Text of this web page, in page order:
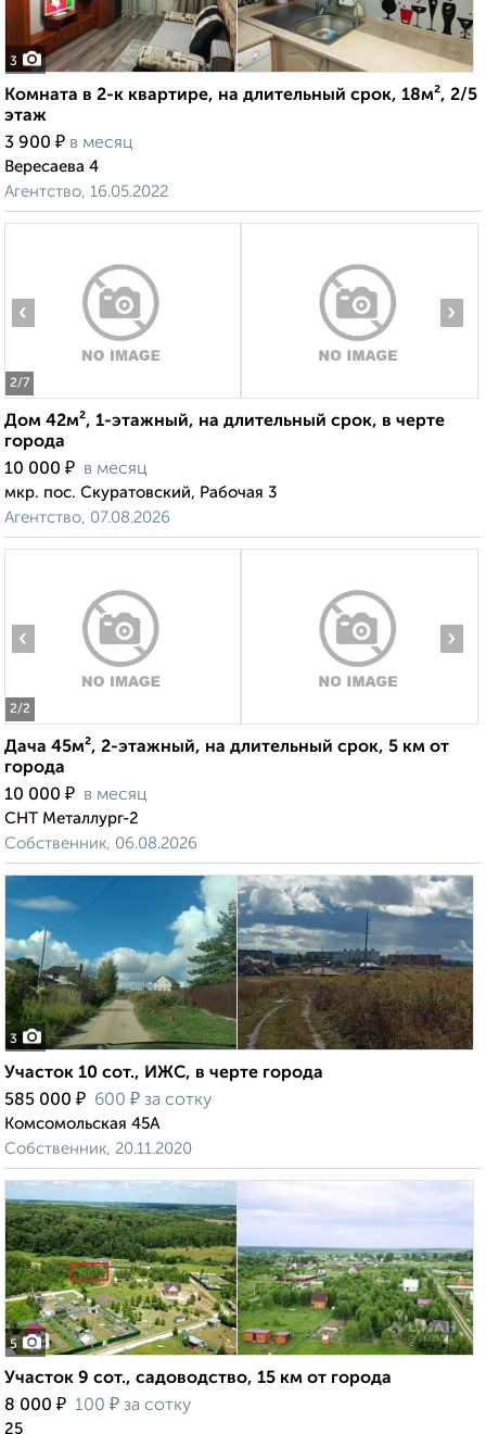
3
Комната в 2-к квартире, на длительный срок, 18м², 2/5
этаж
3 900 ₽ в месяц
Вересаева 4
Агентство, 16.05.2022
2/7
‹ ›
Дом 42м², 1-этажный, на длительный срок, в черте
города
10 000 ₽ в месяц
мкр. пос. Скуратовский, Рабочая 3
Агентство, 07.08.2026
2/2
‹ ›
Дача 45м², 2-этажный, на длительный срок, 5 км от
города
10 000 ₽ в месяц
СНТ Металлург-2
Собственник, 06.08.2026
3
Участок 10 сот., ИЖС, в черте города
585 000 ₽ 600 ₽ за сотку
Комсомольская 45А
Собственник, 20.11.2020
5
Участок 9 сот., садоводство, 15 км от города
8 000 ₽ 100 ₽ за сотку
25